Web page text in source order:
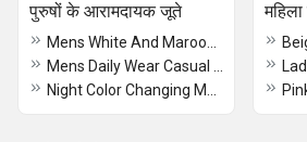
पुरुषों के आरामदायक जूते